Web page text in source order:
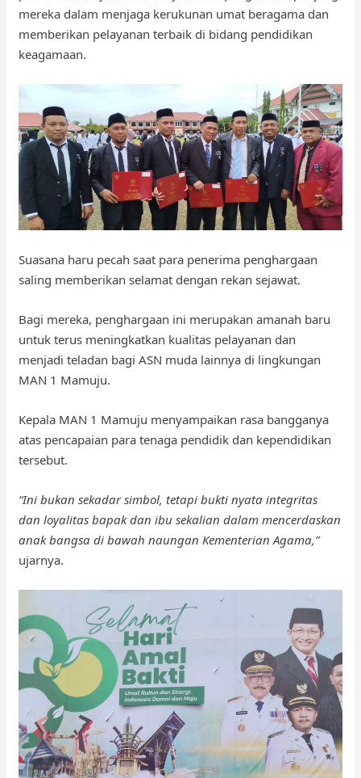
mereka dalam menjaga kerukunan umat beragama dan
memberikan pelayanan terbaik di bidang pendidikan
keagamaan.
Suasana haru pecah saat para penerima penghargaan
saling memberikan selamat dengan rekan sejawat.
Bagi mereka, penghargaan ini merupakan amanah baru
untuk terus meningkatkan kualitas pelayanan dan
menjadi teladan bagi ASN muda lainnya di lingkungan
MAN 1 Mamuju.
Kepala MAN 1 Mamuju menyampaikan rasa bangganya
atas pencapaian para tenaga pendidik dan kependidikan
tersebut.
“Ini bukan sekadar simbol, tetapi bukti nyata integritas
dan loyalitas bapak dan ibu sekalian dalam mencerdaskan
anak bangsa di bawah naungan Kementerian Agama,”
ujarnya.